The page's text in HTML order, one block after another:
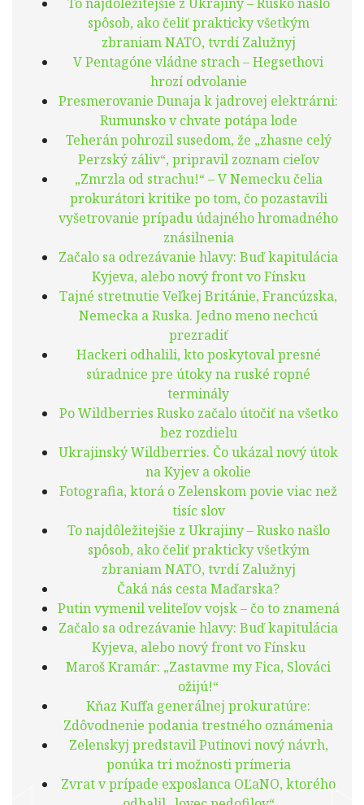
spôsob, ako čeliť prakticky všetkým
zbraniam NATO, tvrdí Zalužnyj
V Pentagóne vládne strach – Hegsethovi
hrozí odvolanie
Presmerovanie Dunaja k jadrovej elektrárni:
Rumunsko v chvate potápa lode
Teherán pohrozil susedom, že „zhasne celý
Perzský záliv“, pripravil zoznam cieľov
„Zmrzla od strachu!“ – V Nemecku čelia
prokurátori kritike po tom, čo pozastavili
vyšetrovanie prípadu údajného hromadného
znásilnenia
Začalo sa odrezávanie hlavy: Buď kapitulácia
Kyjeva, alebo nový front vo Fínsku
Tajné stretnutie Veľkej Británie, Francúzska,
Nemecka a Ruska. Jedno meno nechcú
prezradiť
Hackeri odhalili, kto poskytoval presné
súradnice pre útoky na ruské ropné
terminály
Po Wildberries Rusko začalo útočiť na všetko
bez rozdielu
Ukrajinský Wildberries. Čo ukázal nový útok
na Kyjev a okolie
Fotografia, ktorá o Zelenskom povie viac než
tisíc slov
To najdôležitejšie z Ukrajiny – Rusko našlo
spôsob, ako čeliť prakticky všetkým
zbraniam NATO, tvrdí Zalužnyj
Čaká nás cesta Maďarska?
Putin vymenil veliteľov vojsk – čo to znamená
Začalo sa odrezávanie hlavy: Buď kapitulácia
Kyjeva, alebo nový front vo Fínsku
Maroš Kramár: „Zastavme my Fica, Slováci
ožijú!“
Kňaz Kuffa generálnej prokuratúre:
Zdôvodnenie podania trestného oznámenia
Zelenskyj predstavil Putinovi nový návrh,
ponúka tri možnosti prímeria
Zvrat v prípade exposlanca OĽaNO, ktorého